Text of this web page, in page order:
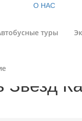
О НАС
туры